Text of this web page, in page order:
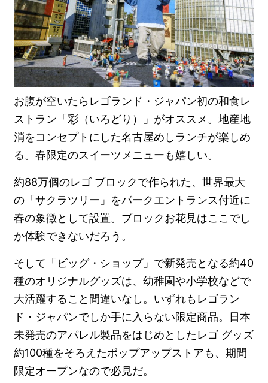
お腹が空いたらレゴランド・ジャパン初の和食レ
ストラン「彩（いろどり）」がオススメ。地産地
消をコンセプトにした名古屋めしランチが楽しめ
る。春限定のスイーツメニューも嬉しい。
約88万個のレゴ ブロックで作られた、世界最大
の「サクラツリー」をパークエントランス付近に
春の象徴として設置。ブロックお花見はここでし
か体験できないだろう。
そして「ビッグ・ショップ」で新発売となる約40
種のオリジナルグッズは、幼稚園や小学校などで
大活躍すること間違いなし。いずれもレゴラン
ド・ジャパンでしか手に入らない限定商品。日本
未発売のアパレル製品をはじめとしたレゴ グッズ
約100種をそろえたポップアップストアも、期間
限定オープンなので必見だ。